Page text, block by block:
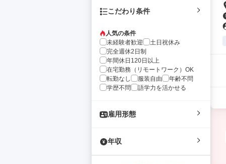
こだわり条件
人気の条件
未経験者歓迎
土日祝休み
完全週休2日制
年間休日120日以上
在宅勤務（リモートワーク）OK
転勤なし
服装自由
年齢不問
学歴不問
語学力を活かせる
雇用形態
年収